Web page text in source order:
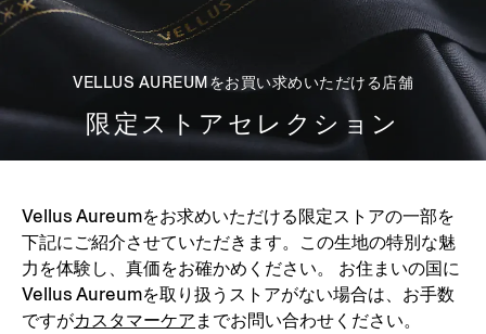
VELLUS AUREUMをお買い求めいただける店舗
限定ストアセレクション
Vellus Aureumをお求めいただける限定ストアの一部を
下記にご紹介させていただきます。この生地の特別な魅
力を体験し、真価をお確かめください。 お住まいの国に
Vellus Aureumを取り扱うストアがない場合は、お手数
ですがカスタマーケアまでお問い合わせください。